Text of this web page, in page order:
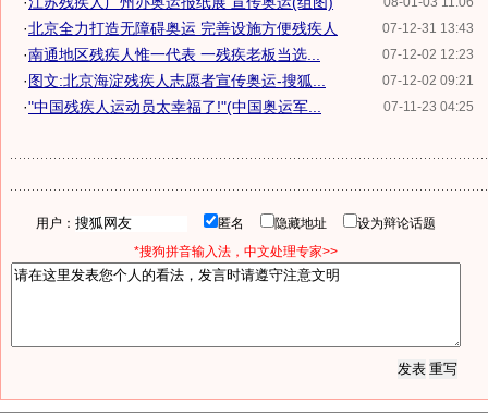
07-12-31 13:43
·北京全力打造无障碍奥运 完善设施方便残疾人
07-12-02 12:23
·南通地区残疾人惟一代表 一残疾老板当选...
07-12-02 09:21
·图文:北京海淀残疾人志愿者宣传奥运-搜狐...
07-11-23 04:25
·"中国残疾人运动员太幸福了!"(中国奥运军...
用户： 匿名 隐藏地址
设为辩论话题
*搜狗拼音输入法，中文处理专家>>